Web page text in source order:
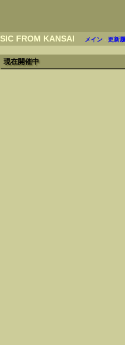
FROM KANSAI メイン -更新
現在開催中